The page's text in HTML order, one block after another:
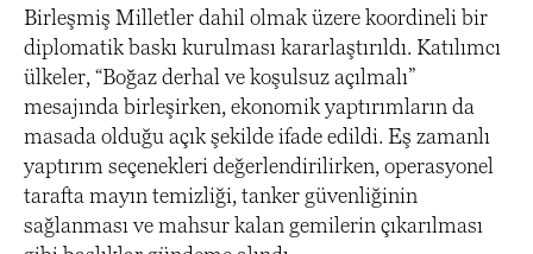
Birleşmiş Milletler dahil olmak üzere koordineli bir
diplomatik baskı kurulması kararlaştırıldı. Katılımcı
ülkeler, “Boğaz derhal ve koşulsuz açılmalı”
mesajında birleşirken, ekonomik yaptırımların da
masada olduğu açık şekilde ifade edildi. Eş zamanlı
yaptırım seçenekleri değerlendirilirken, operasyonel
tarafta mayın temizliği, tanker güvenliğinin
sağlanması ve mahsur kalan gemilerin çıkarılması